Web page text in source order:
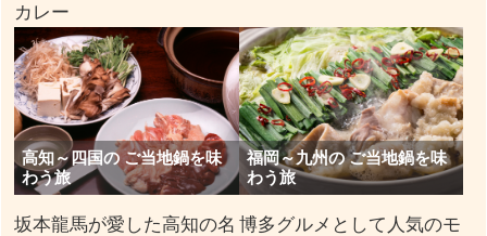
カレー
高知～四国の ご当地鍋を味
わう旅
坂本龍馬が愛した高知の名
福岡～九州の ご当地鍋を味
わう旅
博多グルメとして人気のモ